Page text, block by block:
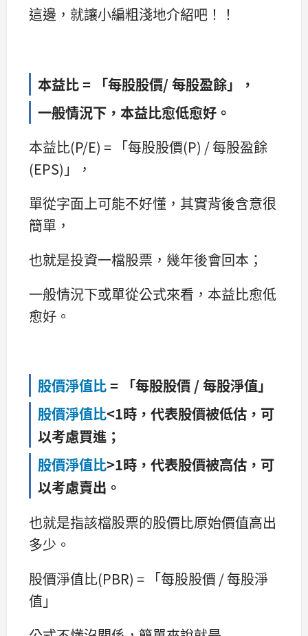
這邊，就讓小編粗淺地介紹吧！！
本益比 = 「每股股價/ 每股盈餘」，
一般情況下，本益比愈低愈好。
本益比(P/E) = 「每股股價(P) / 每股盈餘
(EPS)」，
單從字面上可能不好懂，其實背後含意很
簡單，
也就是投資一檔股票，幾年後會回本；
一般情況下或單從公式來看，本益比愈低
愈好。
股價淨值比= 「每股股價 / 每股淨值」
股價淨值比<1時，代表股價被低估，可
以考慮買進；
股價淨值比>1時，代表股價被高估，可
以考慮賣出。
也就是指該檔股票的股價比原始價值高出
多少。
股價淨值比(PBR) = 「每股股價 / 每股淨
值」